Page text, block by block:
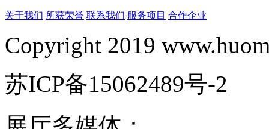
关于我们 所获荣誉 联系我们 服务项目 合作企业
Copyright 2019
苏ICP备15062489号-2